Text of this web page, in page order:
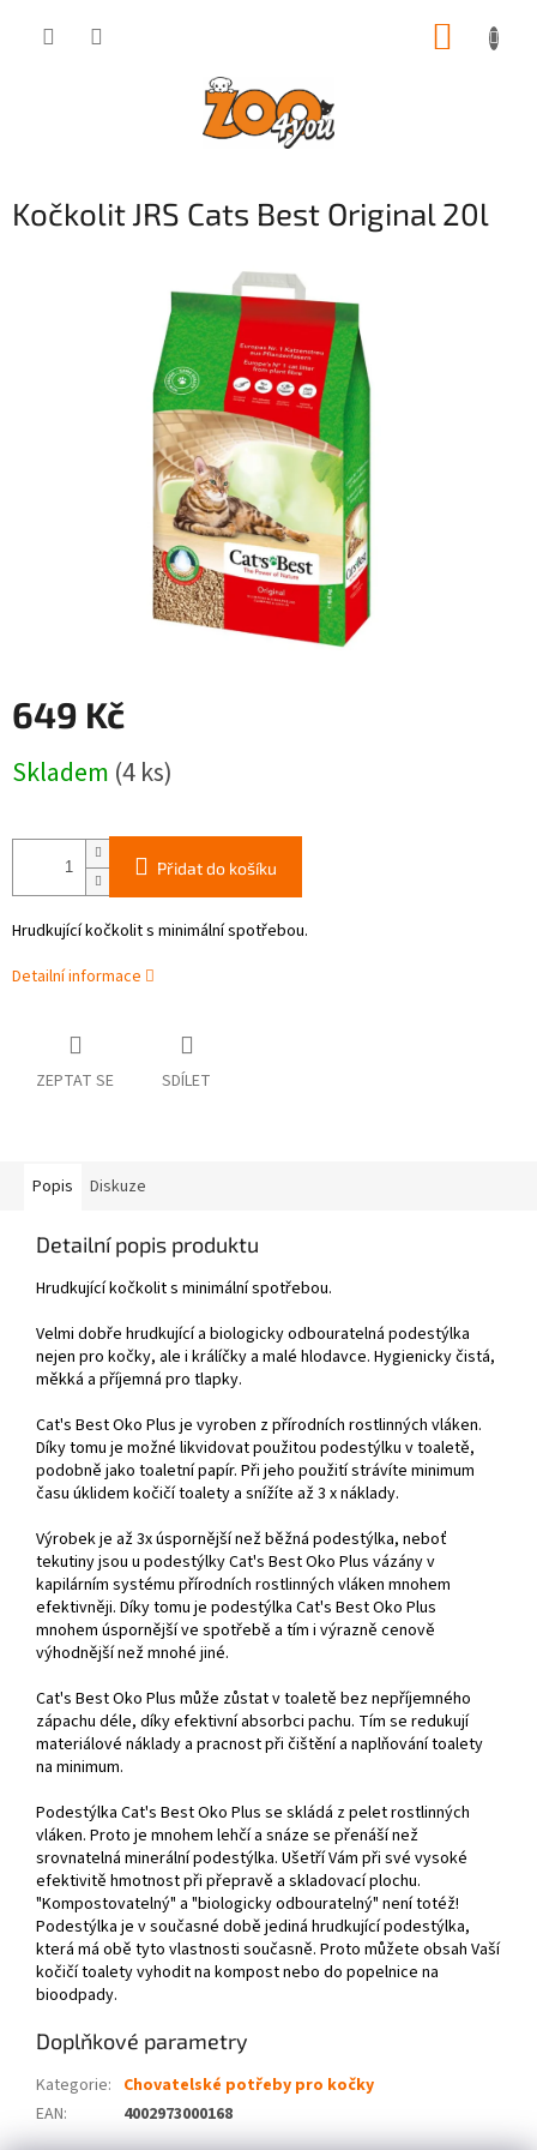
Kočkolit JRS Cats Best Original 20l
649 Kč
cena:
Skladem (4 ks)
Přidat do košíku
Hrudkující kočkolit s minimální spotřebou.
Detailní informace
ZEPTAT SE SDÍLET
Popis Diskuze
Detailní popis produktu
Hrudkující kočkolit s minimální spotřebou.
Velmi dobře hrudkující a biologicky odbouratelná podestýlka
nejen pro kočky, ale i králíčky a malé hlodavce. Hygienicky čistá,
měkká a příjemná pro tlapky.
Cat's Best Oko Plus je vyroben z přírodních rostlinných vláken.
Díky tomu je možné likvidovat použitou podestýlku v toaletě,
podobně jako toaletní papír. Při jeho použití strávíte minimum
času úklidem kočičí toalety a snížíte až 3 x náklady.
Výrobek je až 3x úspornější než běžná podestýlka, neboť
tekutiny jsou u podestýlky Cat's Best Oko Plus vázány v
kapilárním systému přírodních rostlinných vláken mnohem
efektivněji. Díky tomu je podestýlka Cat's Best Oko Plus
mnohem úspornější ve spotřebě a tím i výrazně cenově
výhodnější než mnohé jiné.
Cat's Best Oko Plus může zůstat v toaletě bez nepříjemného
zápachu déle, díky efektivní absorbci pachu. Tím se redukují
materiálové náklady a pracnost při čištění a naplňování toalety
na minimum.
Podestýlka Cat's Best Oko Plus se skládá z pelet rostlinných
vláken. Proto je mnohem lehčí a snáze se přenáší než
srovnatelná minerální podestýlka. Ušetří Vám při své vysoké
efektivitě hmotnost při přepravě a skladovací plochu.
"Kompostovatelný" a "biologicky odbouratelný" není totéž!
Podestýlka je v současné době jediná hrudkující podestýlka,
která má obě tyto vlastnosti současně. Proto můžete obsah Vaší
kočičí toalety vyhodit na kompost nebo do popelnice na
bioodpady.
Doplňkové parametry
Kategorie: Chovatelské potřeby pro kočky
EAN: 4002973000168